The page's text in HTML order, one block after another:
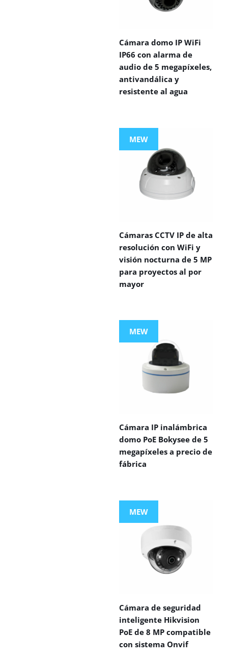
Cámara domo IP WiFi
IP66 con alarma de
audio de 5 megapíxeles,
antivandálica y
resistente al agua
MEW
Cámaras CCTV IP de alta
resolución con WiFi y
visión nocturna de 5 MP
para proyectos al por
mayor
MEW
Cámara IP inalámbrica
domo PoE Bokysee de 5
megapíxeles a precio de
fábrica
MEW
Cámara de seguridad
inteligente Hikvision
PoE de 8 MP compatible
con sistema Onvif